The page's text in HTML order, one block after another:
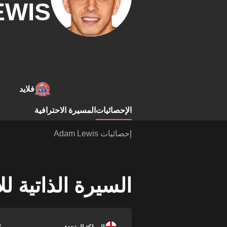
فلايد
الإحصائيات المسيرة الاحترافية
إحصائيات Adam Lewis
السيرة الذاتية